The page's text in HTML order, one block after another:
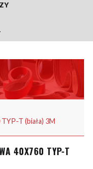
T (biała) 3M
40X760 TYP-T